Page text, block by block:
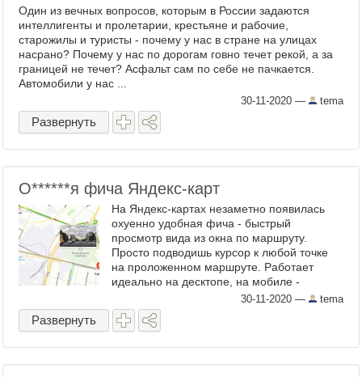
Один из вечных вопросов, которым в России задаются
интеллигенты и пролетарии, крестьяне и рабочие,
старожилы и туристы - почему у нас в стране на улицах
насрано? Почему у нас по дорогам говно течет рекой, а за
границей не течет? Асфальт сам по себе не пачкается.
Автомобили у нас ...
30-11-2020 — tema
Развернуть
О​******я фича Яндекс-карт
На Яндекс-картах незаметно появилась
охуенно удобная фича - быстрый
просмотр вида из окна по маршруту.
Просто подводишь курсор к любой точке
на проложенном маршруте. Работает
идеально на десктопе, на мобиле -
немного через жопу, но тоже работает. В
Гугле тоже есть похожая фича, но ...
30-11-2020 — tema
Развернуть